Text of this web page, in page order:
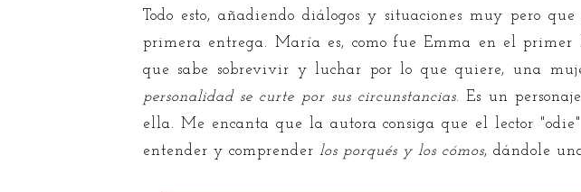
Todo esto, añadiendo diálogos y situaciones muy pero que
primera entrega. María es, como fue Emma en el
que sabe sobrevivir y luchar por lo que quiere, una
personalidad se curte por sus circunstancias. Es un
ella. Me encanta que la autora consiga que el lector
entender y comprender los porqués y los cómos, dándole